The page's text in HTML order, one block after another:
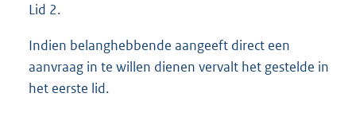
Lid 2.
Indien belanghebbende aangeeft direct een
aanvraag in te willen dienen vervalt het gestelde in
het eerste lid.